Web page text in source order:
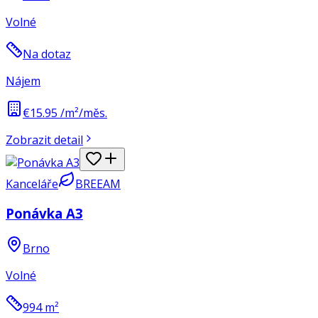
Volné
Na dotaz
Nájem
€15.95 /m²/měs.
Zobrazit detail
Kanceláře BREEAM
Ponávka A3
Brno
Volné
994m²